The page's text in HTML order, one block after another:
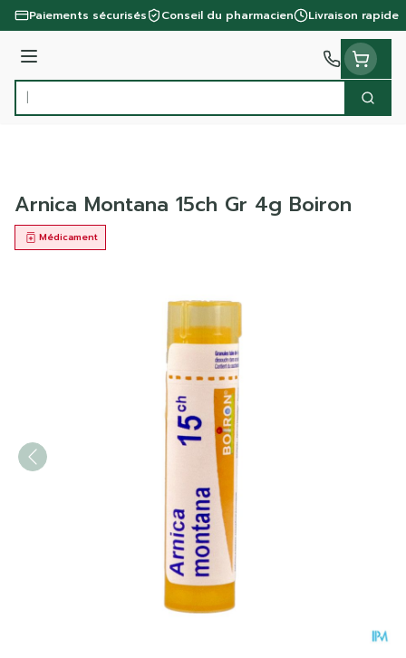
Aller au contenu
Paiements sécurisés Conseil du pharmacien Livraison rapide
Menu
Rechercher
Arnica Montana 15ch Gr 4g Boiron
Médicament